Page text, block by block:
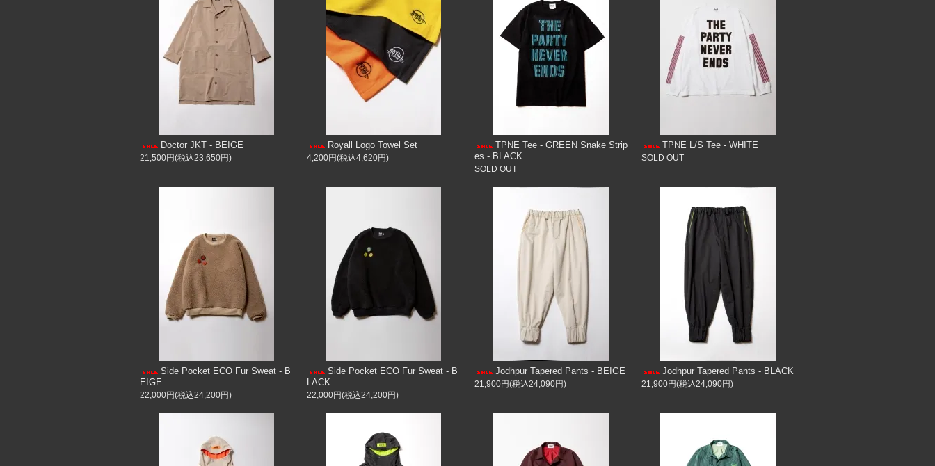
Doctor JKT - BEIGE
21,500円(税込23,650円)
Royall Logo Towel Set
4,200円(税込4,620円)
TPNE Tee - GREEN Snake Strip
es - BLACK
SOLD OUT
TPNE L/S Tee - WHITE
SOLD OUT
Side Pocket ECO Fur Sweat - B
EIGE
22,000円(税込24,200円)
Side Pocket ECO Fur Sweat - B
LACK
22,000円(税込24,200円)
Jodhpur Tapered Pants - BEIGE
21,900円(税込24,090円)
Jodhpur Tapered Pants - BLACK
21,900円(税込24,090円)